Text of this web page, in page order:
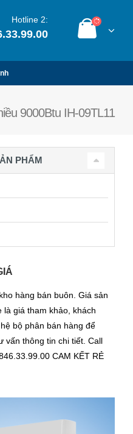
Hotline 2:
9000Btu IH-09TL11
PHẨM
hàng bán buôn. Giá sản
là giá tham khảo, khách
bộ phân bán hàng để
vấn thông tin chi tiết. Call
CAM KẾT RẺ